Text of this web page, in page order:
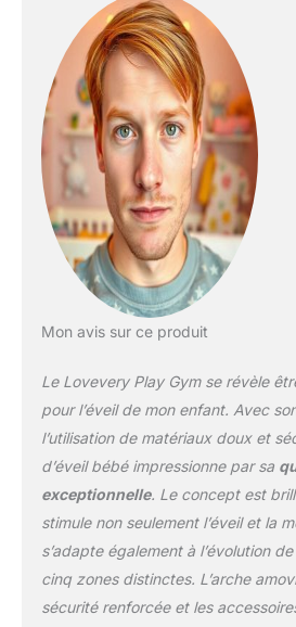
Gym
découvrir
et établir
avec le
l’entoure.
de
uniques
et la
trouver
Chaque
cachée
MAISON
de jeu
Gym,
Mon avis sur ce produit
Le Lovevery Play Gym se révèle
pour l’éveil de mon enfant. Avec
l’utilisation de matériaux doux et
d’éveil bébé impressionne par sa
exceptionnelle. Le concept est
stimule non seulement l’éveil et la
s’adapte également à l’évolution
cinq zones distinctes. L’arche
sécurité renforcée et les